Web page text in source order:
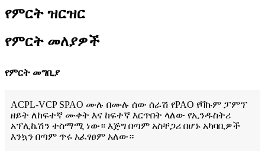
የምርት ዝርዝር
የምርት መለያዎች
የምርት መግቢያ
ACPL-VCP SPAO ሙሉ በሙሉ ሰው ሰራሽ የPAO የቫኩም ፓምፕ
ዘይት ለከፍተኛ ሙቀት እና ከፍተኛ እርጥበት ላለው የኢንዱስትሪ
አፕሊኬሽን ተስማሚ ነው። እጅግ በጣም አስቸጋሪ በሆኑ አካባቢዎች
እንኳን በጣም ጥሩ አፈፃፀም አለው።